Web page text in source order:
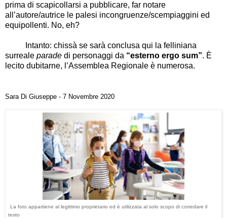
prima di scapicollarsi a pubblicare, far notare
all’autore/autrice le palesi incongruenze/scempiaggini ed
equipollenti. No, eh?
Intanto: chissà se sarà conclusa qui la felliniana
surreale parade di personaggi da “esterno ergo sum”. È
lecito dubitarne, l’Assemblea Regionale è numerosa.
Sara Di Giuseppe - 7 Novembre 2020
La foto appartiene al legittimo proprietario ed è utilizzata al solo scopo di corredare il
testo